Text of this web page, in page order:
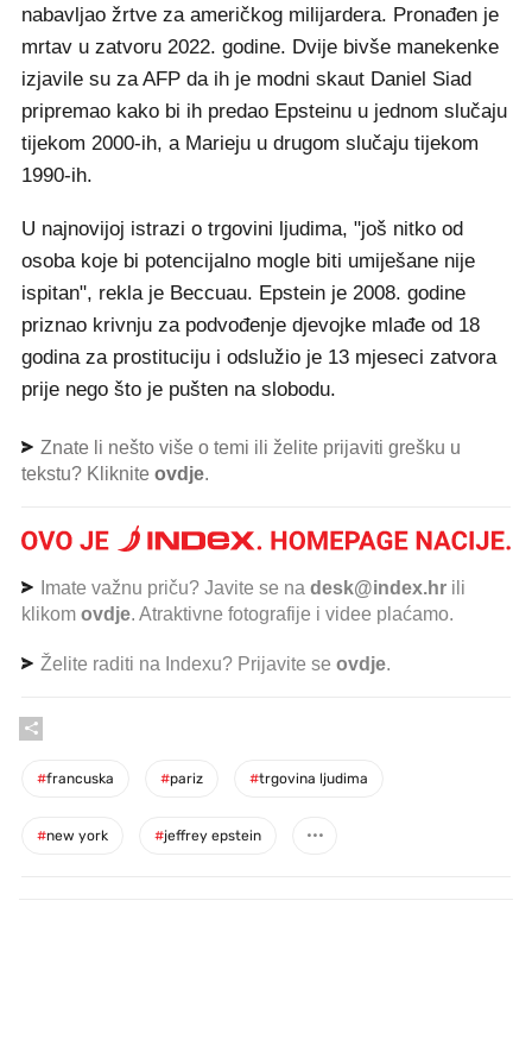
nabavljao žrtve za američkog milijardera. Pronađen je
mrtav u zatvoru 2022. godine. Dvije bivše manekenke
izjavile su za AFP da ih je modni skaut Daniel Siad
pripremao kako bi ih predao Epsteinu u jednom slučaju
tijekom 2000-ih, a Marieju u drugom slučaju tijekom
1990-ih.
U najnovijoj istrazi o trgovini ljudima, "još nitko od
osoba koje bi potencijalno mogle biti umiješane nije
ispitan", rekla je Beccuau. Epstein je 2008. godine
priznao krivnju za podvođenje djevojke mlađe od 18
godina za prostituciju i odslužio je 13 mjeseci zatvora
prije nego što je pušten na slobodu.
Znate li nešto više o temi ili želite prijaviti grešku u
tekstu? Kliknite ovdje.
Imate važnu priču? Javite se na desk@index.hr ili
klikom ovdje. Atraktivne fotografije i videe plaćamo.
Želite raditi na Indexu? Prijavite se ovdje.
#francuska #pariz #trgovina ljudima
#new york #jeffrey epstein